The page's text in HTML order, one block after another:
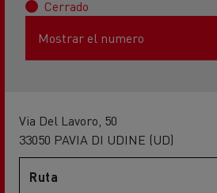
Cerrado
Mostrar el numero
Via Del Lavoro, 50
33050 PAVIA DI UDINE (UD)
Ruta